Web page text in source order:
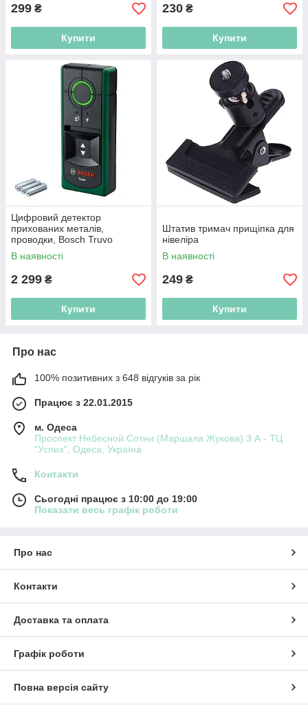
299 ₴
Купити
230 ₴
Купити
Цифровий детектор
прихованих металів,
проводки, Bosch Truvo
НОВАЯ модель
В наявності
2 299 ₴
Купити
Штатив тримач прищіпка для
нівеліра
В наявності
249 ₴
Купити
Про нас
100% позитивних з 648 відгуків за рік
Працює з 22.01.2015
м. Одеса
Проспект Небесной Сотни (Маршала Жукова) 3 А - ТЦ
"Успех", Одеса, Україна
Контакти
Сьогодні працює з 10:00 до 19:00
Показати весь графік роботи
Про нас
Контакти
Доставка та оплата
Графік роботи
Повна версія сайту